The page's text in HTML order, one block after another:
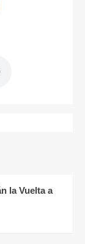
la Vuelta a